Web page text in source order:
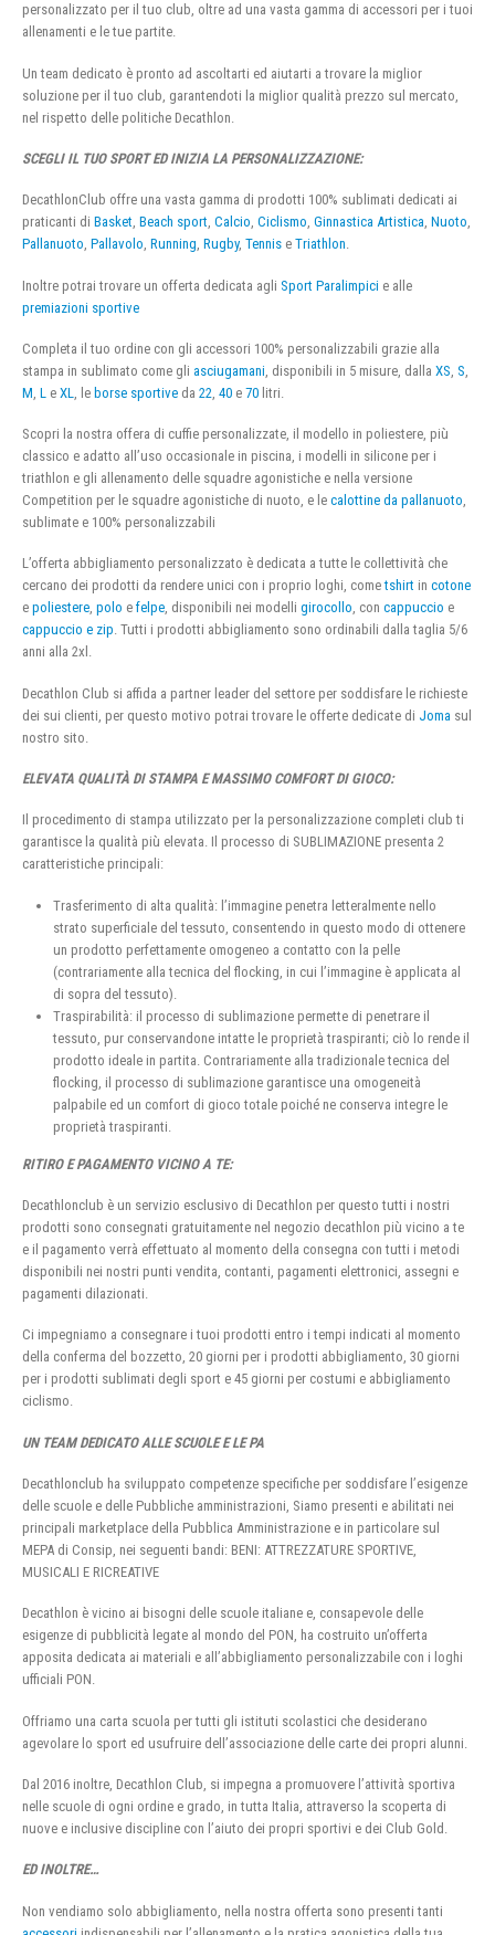
personalizzato per il tuo club, oltre ad una vasta gamma di accessori per i tuoi
allenamenti e le tue partite.
Un team dedicato è pronto ad ascoltarti ed aiutarti a trovare la miglior
soluzione per il tuo club, garantendoti la miglior qualità prezzo sul mercato,
nel rispetto delle politiche Decathlon.
SCEGLI IL TUO SPORT ED INIZIA LA PERSONALIZZAZIONE:
DecathlonClub offre una vasta gamma di prodotti 100% sublimati dedicati ai
praticanti di Basket, Beach sport, Calcio, Ciclismo, Ginnastica Artistica, Nuoto,
Pallanuoto, Pallavolo, Running, Rugby, Tennis e Triathlon.
Inoltre potrai trovare un offerta dedicata agli Sport Paralimpici e alle
premiazioni sportive
Completa il tuo ordine con gli accessori 100% personalizzabili grazie alla
stampa in sublimato come gli asciugamani , disponibili in 5 misure, dalla XS S
M L e XL , le borse sportive da 22 40 e 70 litri.
Scopri la nostra offera di cuffie personalizzate, il modello in poliestere, più
classico e adatto all’uso occasionale in piscina, i modelli in silicone per i
triathlon e gli allenamento delle squadre agonistiche e nella versione
Competition per le squadre agonistiche di nuoto, e le calottine da pallanuoto,
sublimate e 100% personalizzabili
L’offerta abbigliamento personalizzato è dedicata a tutte le collettività che
cercano dei prodotti da rendere unici con i proprio loghi, cometshirt in cotone
e poliestere, polo e felpe, disponibili nei modelli girocollo, con cappuccio e
cappuccio e zip. Tutti i prodotti abbigliamento sono ordinabili dalla taglia 5/6
anni alla 2xl.
Decathlon Club si affida a partner leader del settore per soddisfare le richieste
dei sui clienti, per questo motivo potrai trovare le offerte dedicate di Joma sul
nostro sito.
ELEVATA QUALITÀ DI STAMPA E MASSIMO COMFORT DI GIOCO:
Il procedimento di stampa utilizzato per la personalizzazione completi club ti
garantisce la qualità più elevata. Il processo di SUBLIMAZIONE presenta 2
caratteristiche principali:
Trasferimento di alta qualità: l’immagine penetra letteralmente nello
strato superficiale del tessuto, consentendo in questo modo di ottenere
un prodotto perfettamente omogeneo a contatto con la pelle
(contrariamente alla tecnica del flocking, in cui l’immagine è applicata al
di sopra del tessuto).
Traspirabilità: il processo di sublimazione permette di penetrare il
tessuto, pur conservandone intatte le proprietà traspiranti; ciò lo rende il
prodotto ideale in partita. Contrariamente alla tradizionale tecnica del
flocking, il processo di sublimazione garantisce una omogeneità
palpabile ed un comfort di gioco totale poiché ne conserva integre le
proprietà traspiranti.
RITIRO E PAGAMENTO VICINO A TE:
Decathlonclub è un servizio esclusivo di Decathlon per questo tutti i nostri
prodotti sono consegnati gratuitamente nel negozio decathlon più vicino a te
e il pagamento verrà effettuato al momento della consegna con tutti i metodi
disponibili nei nostri punti vendita, contanti, pagamenti elettronici, assegni e
pagamenti dilazionati.
Ci impegniamo a consegnare i tuoi prodotti entro i tempi indicati al momento
della conferma del bozzetto, 20 giorni per i prodotti abbigliamento, 30 giorni
per i prodotti sublimati degli sport e 45 giorni per costumi e abbigliamento
ciclismo.
UN TEAM DEDICATO ALLE SCUOLE E LE PA
Decathlonclub ha sviluppato competenze specifiche per soddisfare l’esigenze
delle scuole e delle Pubbliche amministrazioni, Siamo presenti e abilitati nei
principali marketplace della Pubblica Amministrazione e in particolare sul
MEPA di Consip, nei seguenti bandi: BENI: ATTREZZATURE SPORTIVE,
MUSICALI E RICREATIVE
Decathlon è vicino ai bisogni delle scuole italiane e, consapevole delle
esigenze di pubblicità legate al mondo del PON, ha costruito un’offerta
apposita dedicata ai materiali e all’abbigliamento personalizzabile con i loghi
ufficiali PON.
Offriamo una carta scuola per tutti gli istituti scolastici che desiderano
agevolare lo sport ed usufruire dell’associazione delle carte dei propri alunni.
Dal 2016 inoltre, Decathlon Club, si impegna a promuovere l’attività sportiva
nelle scuole di ogni ordine e grado, in tutta Italia, attraverso la scoperta di
nuove e inclusive discipline con l’aiuto dei propri sportivi e dei Club Gold.
ED INOLTRE…
Non vendiamo solo abbigliamento, nella nostra offerta sono presenti tanti